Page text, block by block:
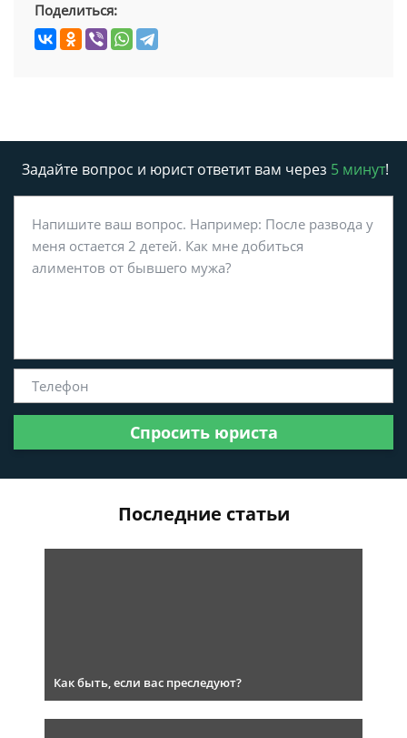
Поделиться:
Задайте вопрос и юрист ответит вам через 5 минут!
Спросить юриста
Последние статьи
Как быть, если вас преследуют?